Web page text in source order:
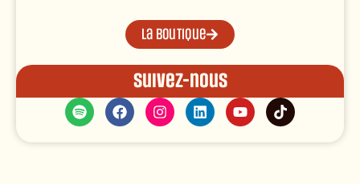
La boutique
Suivez-nous